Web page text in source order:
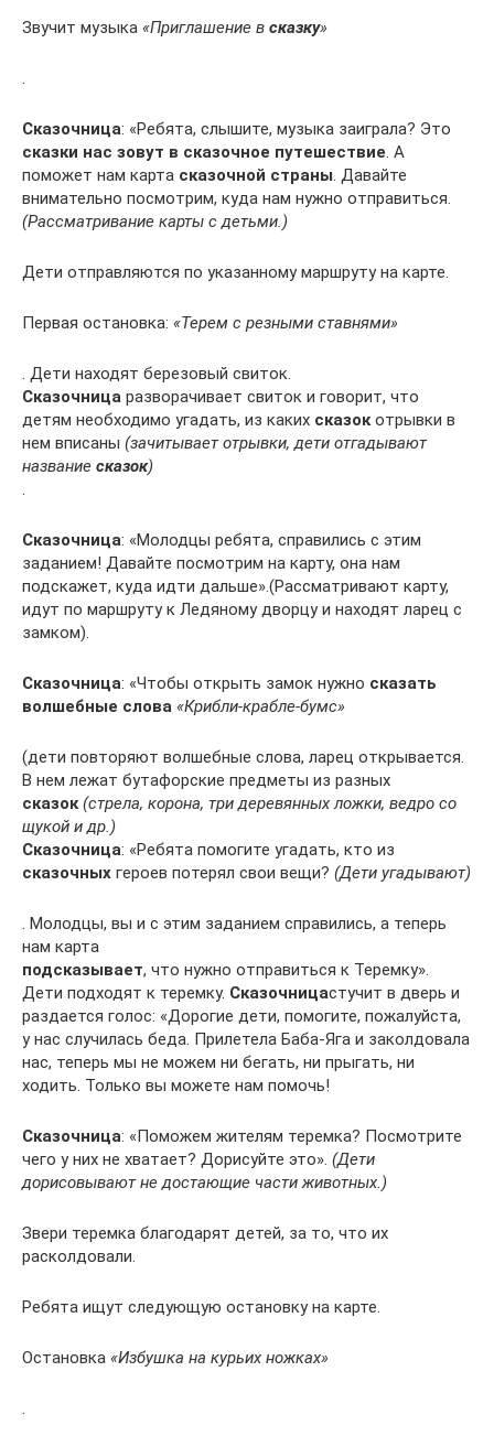
Звучит музыка «Приглашение в сказку»
.
Сказочница: «Ребята, слышите, музыка заиграла? Это
сказки нас зовут в сказочное путешествие. А
поможет нам карта сказочной страны. Давайте
внимательно посмотрим, куда нам нужно отправиться.
(Рассматривание карты с детьми.)
Дети отправляются по указанному маршруту на карте.
Первая остановка: «Терем с резными ставнями»
. Дети находят березовый свиток.
Сказочница разворачивает свиток и говорит, что
детям необходимо угадать, из каких сказокотрывки в
нем вписаны (зачитывает отрывки, дети отгадывают
название сказок)
.
Сказочница: «Молодцы ребята, справились с этим
заданием! Давайте посмотрим на карту, она нам
подскажет, куда идти дальше».(Рассматривают карту,
идут по маршруту к Ледяному дворцу и находят ларец с
замком).
Сказочница: «Чтобы открыть замок нужно сказать
волшебные слова «Крибли-крабле-бумс»
(дети повторяют волшебные слова, ларец открывается.
В нем лежат бутафорские предметы из разных
сказок (стрела, корона, три деревянных ложки, ведро со
щукой и др.)
Сказочница: «Ребята помогите угадать, кто из
сказочных героев потерял свои вещи? (Дети угадывают)
. Молодцы, вы и с этим заданием справились, а теперь
нам карта
подсказывает, что нужно отправиться к Теремку».
Дети подходят к теремку. Сказочницастучит в дверь и
раздается голос: «Дорогие дети, помогите, пожалуйста,
у нас случилась беда. Прилетела Баба-Яга и заколдовала
нас, теперь мы не можем ни бегать, ни прыгать, ни
ходить. Только вы можете нам помочь!
Сказочница: «Поможем жителям теремка? Посмотрите
чего у них не хватает? Дорисуйте это». (Дети
дорисовывают не достающие части животных.)
Звери теремка благодарят детей, за то, что их
расколдовали.
Ребята ищут следующую остановку на карте.
Остановка «Избушка на курьих ножках»
.